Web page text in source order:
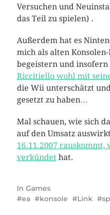
Versuchen und
das Teil zu spielen) .
Außerdem hat es
mich als alten
begeistern und insofern
Riccitiello wohl mit
die Wii unterschätzt
gesetzt zu haben…
Mal schauen, wie sich
auf den Umsatz
16.11.2007
verkündethat.
In Games
ea
konsole Link